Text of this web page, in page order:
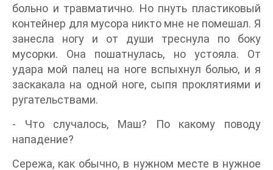
больно и травматично. Но пнуть пластиковый
контейнер для мусора никто мне не помешал. Я
занесла ногу и от души треснула по боку
мусорки. Она пошатнулась, но устояла. От
удара мой палец на ноге вспыхнул болью, и я
заскакала на одной ноге, сыпя проклятиями и
ругательствами.
- Что случалось, Маш? По какому поводу
нападение?
Сережа, как обычно, в нужном месте в нужное